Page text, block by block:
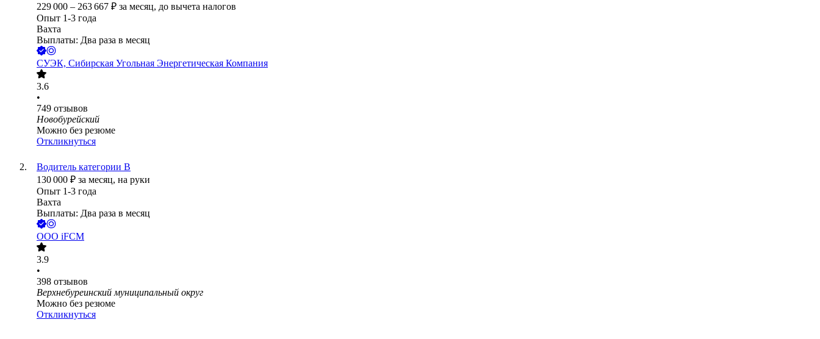
229 000 – 263 667 ₽ за месяц, до вычета налогов
Опыт 1-3 года
Вахта
Выплаты: Два раза в месяц
СУЭК, Сибирская Угольная Энергетическая Компания
3.6
•
749 отзывов
Новобурейский
Можно без резюме
Откликнуться
Водитель категории В
130 000 ₽ за месяц, на руки
Опыт 1-3 года
Вахта
Выплаты: Два раза в месяц
ООО iFCM
3.9
•
398 отзывов
Верхнебуреинский муниципальный округ
Можно без резюме
Откликнуться